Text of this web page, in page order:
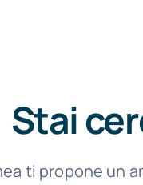
Stai
ti propone un